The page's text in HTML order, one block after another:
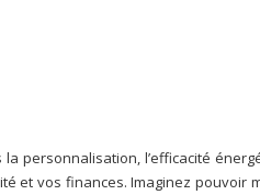
personnalisation, l’efficacité
et vos finances. Imaginez pouvoir